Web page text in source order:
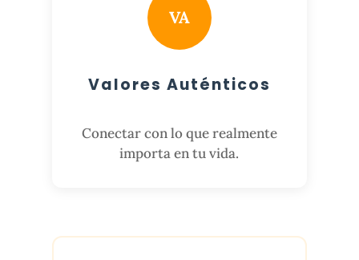
VA
Valores Auténticos
Conectar con lo que realmente
importa en tu vida.